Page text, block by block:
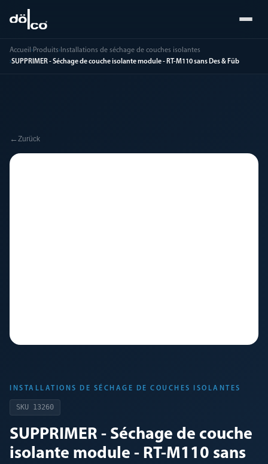
Accueil ›Produits› Installations de séchage de couches isolantes
›SUPPRIMER - Séchage de couche isolante module - RT-M110 sans Des & Füb
← Zurück
INSTALLATIONS DE SÉCHAGE DE COUCHES ISOLANTES
SKU 13260
SUPPRIMER - Séchage de couche
isolante module - RT-M110 sans